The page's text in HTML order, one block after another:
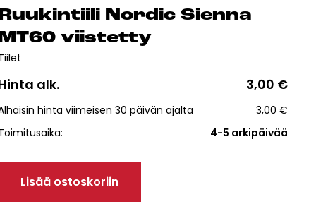
PIHAKEITTIÖT
Yhteystiedot
Nor­dic Sien­na
viis­tet­ty
alk. 3,00 €
hinta viimeisen 30 päivän ajalta 3,00 €
4-5 arkipäivää
Lisää ostoskoriin